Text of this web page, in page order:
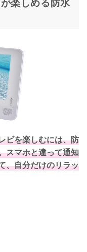
ビを楽しむには、防
スマホと違って通知
、自分だけのリラッ